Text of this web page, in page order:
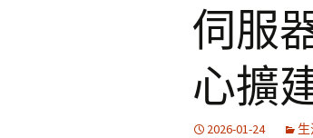
伺服
心擴
2026-01-24